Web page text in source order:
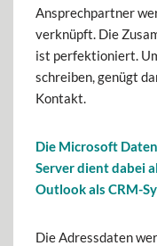
Ansprechpartner
verknüpft. Die
ist perfektioniert.
schreiben, genügt
Kontakt.
Die Microsoft
Server dient dabei
Outlook als CRM-
Die Adressdaten